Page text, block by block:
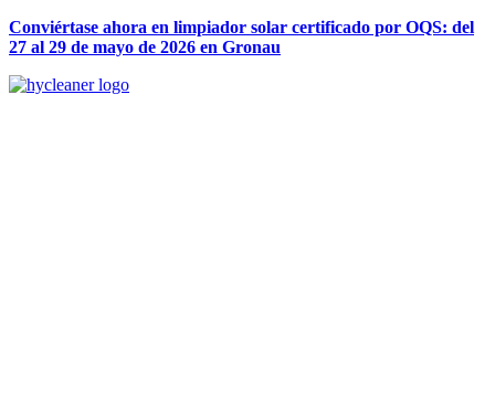
Conviértase ahora en limpiador solar certificado por OQS: del
27 al 29 de mayo de 2026 en Gronau